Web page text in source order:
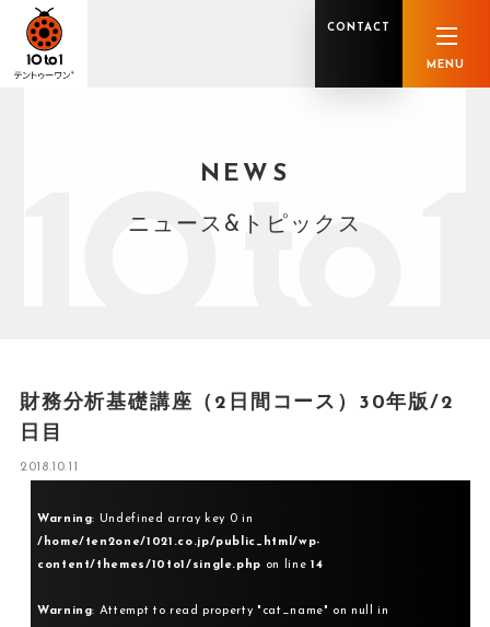
税理士業務
社会保険労務士業務 不動産鑑定士業務 行政書士業務
私たちの軌跡 グループ概要
CONTACT
MENU
NEWS
ニュース&トピックス
財務分析基礎講座（2日間コース）30年版/2
日目
2018.10.11
Warning: Undefined array key 0 in
/home/ten2one/1021.co.jp/public_html/wp-
content/themes/10to1/single.php on line 14
Warning: Attempt to read property "cat_name" on null in